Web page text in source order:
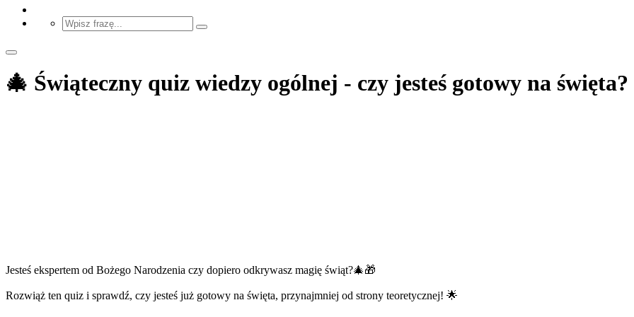
🎄 Świąteczny quiz wiedzy ogólnej - czy jesteś gotowy na święta?
Jesteś ekspertem od Bożego Narodzenia czy dopiero odkrywasz magię świąt?🎄🎁
Rozwiąż ten quiz i sprawdź, czy jesteś już gotowy na święta, przynajmniej od strony teoretycznej! 🌟